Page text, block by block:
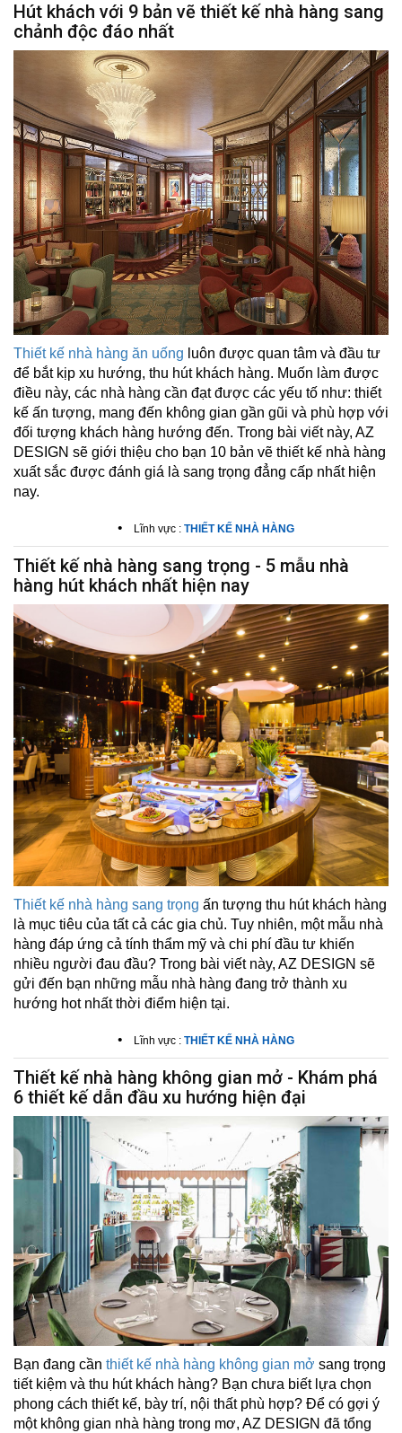
Hút khách với 9 bản vẽ thiết kế nhà hàng sang
chảnh độc đáo nhất
Thiết kế nhà hàng ăn uống luôn được quan tâm và đầu tư
để bắt kịp xu hướng, thu hút khách hàng. Muốn làm được
điều này, các nhà hàng cần đạt được các yếu tố như: thiết
kế ấn tượng, mang đến không gian gần gũi và phù hợp với
đối tượng khách hàng hướng đến. Trong bài viết này, AZ
DESIGN sẽ giới thiệu cho bạn 10 bản vẽ thiết kế nhà hàng
xuất sắc được đánh giá là sang trọng đẳng cấp nhất hiện
nay.
• Lĩnh vực : THIẾT KẾ NHÀ HÀNG
Thiết kế nhà hàng sang trọng - 5 mẫu nhà
hàng hút khách nhất hiện nay
Thiết kế nhà hàng sang trọng ấn tượng thu hút khách hàng
là mục tiêu của tất cả các gia chủ. Tuy nhiên, một mẫu nhà
hàng đáp ứng cả tính thẩm mỹ và chi phí đầu tư khiến
nhiều người đau đầu? Trong bài viết này, AZ DESIGN sẽ
gửi đến bạn những mẫu nhà hàng đang trở thành xu
hướng hot nhất thời điểm hiện tại.
• Lĩnh vực : THIẾT KẾ NHÀ HÀNG
Thiết kế nhà hàng không gian mở - Khám phá
6 thiết kế dẫn đầu xu hướng hiện đại
Bạn đang cần thiết kế nhà hàng không gian mở sang trọng
tiết kiệm và thu hút khách hàng? Bạn chưa biết lựa chọn
phong cách thiết kế, bày trí, nội thất phù hợp? Để có gợi ý
một không gian nhà hàng trong mơ, AZ DESIGN đã tổng